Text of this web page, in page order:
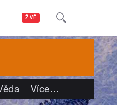
ŽIVĚ
Více…